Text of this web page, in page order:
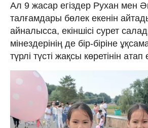
Ал 9 жасар егіздер Рухан мен
талғамдары бөлек екенін
айналысса, екіншісі сурет
мінездерінің де бір-біріне
түрлі түсті жақсы көретінін атап